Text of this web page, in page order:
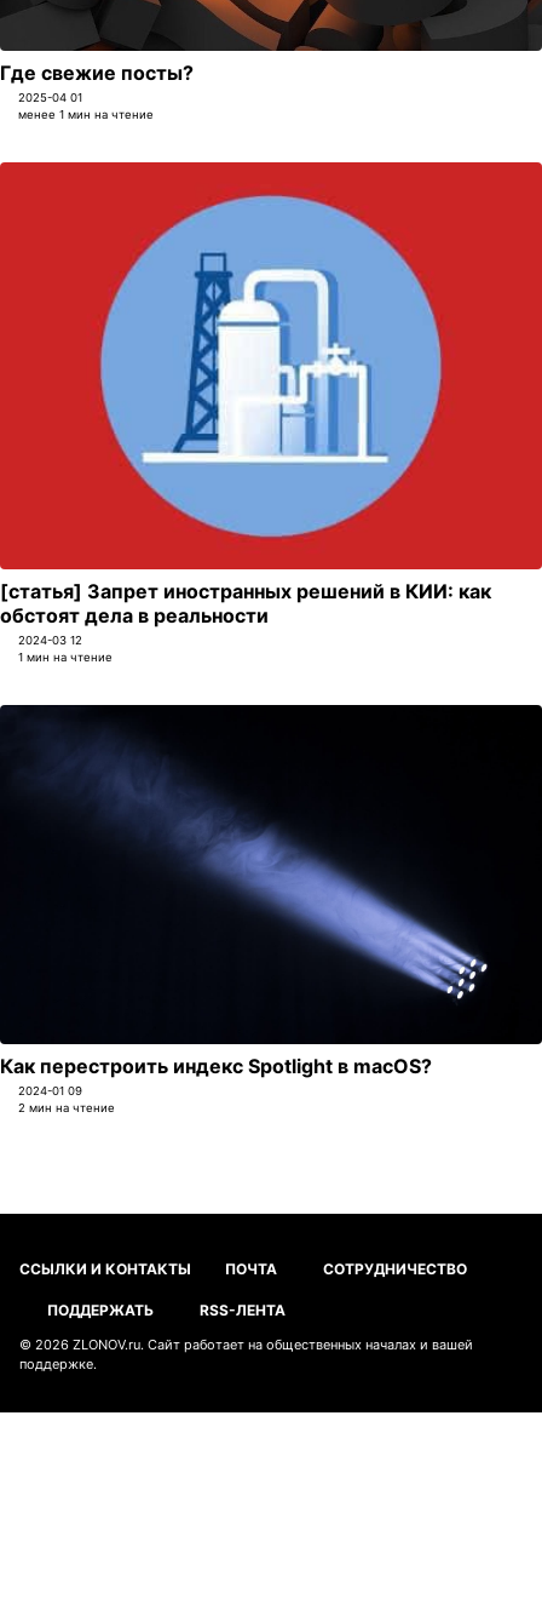
Где свежие посты?
2025-04 01
менее 1 мин на чтение
[статья] Запрет иностранных решений в КИИ: как
обстоят дела в реальности
2024-03 12
1 мин на чтение
Как перестроить индекс Spotlight в macOS?
2024-01 09
2 мин на чтение
ССЫЛКИ И КОНТАКТЫ ПОЧТА СОТРУДНИЧЕСТВО
ПОДДЕРЖАТЬ RSS-ЛЕНТА
© 2026 ZLONOV.ru. Сайт работает на общественных началах и вашей
поддержке.